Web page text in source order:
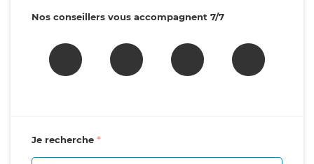
Nos conseillers vous accompagnent 7/7
Je recherche